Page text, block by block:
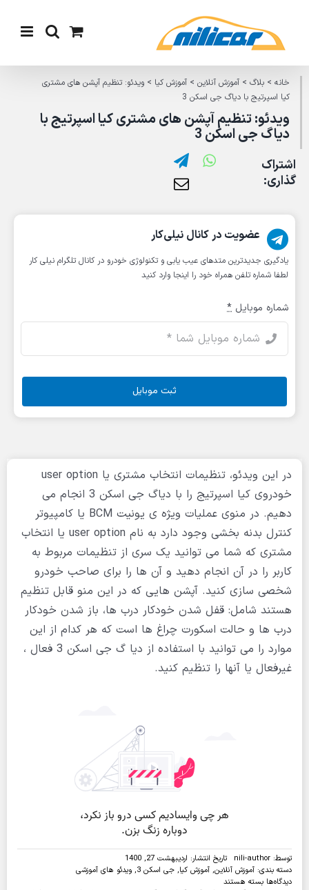
content
خانه> بلاگ> آموزش آنلاین> آموزش کیا > ویدئو: تنظیم آپشن های مشتری
کیا اسپرتیج با دیاگ جی اسکن 3
ویدئو: تنظیم آپشن های مشتری کیا اسپرتیج با
دیاگ جی اسکن 3
اشتراک
گذاری:
در این ویدئو، تنظیمات انتخاب مشتری یا user option
خودروی کیا اسپرتیج را با دیاگ جی اسکن 3 انجام می
دهیم. در منوی عملیات ویژه ی یونیت BCM یا کامپیوتر
کنترل بدنه بخشی وجود دارد به نام user option یا انتخاب
مشتری که شما می توانید یک سری از تنظیمات مربوط به
کاربر را در آن انجام دهید و آن ها را برای صاحب خودرو
شخصی سازی کنید. آپشن هایی که در این منو قابل تنظیم
هستند شامل: قفل شدن خودکار درب ها، باز شدن خودکار
درب ها و حالت اسکورت چراغ ها است که هر کدام از این
موارد را می توانید با استفاده از دیا گ جی اسکن 3 فعال ،
غیرفعال یا آنها را تنظیم کنید.
توسط: nili-author
تاریخ انتشار: اردیبهشت 27, 1400
دسته بندی: آموزش آنلاین, آموزش کیا, جی اسکن 3 , ویدئو های آموزشی
دیدگاه‌ها برای
بسته هستند
عضویت در کانال نیلی‌کار
یادگیری جدیدترین متد‌های عیب یابی‌ و تکنولوژی خودرو در کانال تلگرام نیلی کار
لطفا شماره تلفن همراه خود را اینجا وارد کنید
شماره موبایل *
ثبت موبایل